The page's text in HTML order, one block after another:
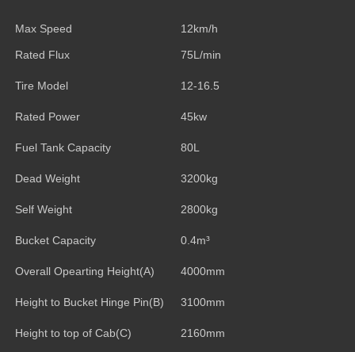
Max Speed 12km/h
Rated Flux 75L/min
Tire Model 12-16.5
Rated Power 45kw
Fuel Tank Capacity 80L
Dead Weight 3200kg
Self Weight 2800kg
Bucket Capacity 0.4m³
Overall Opearting Height(A) 4000mm
Height to Bucket Hinge Pin(B) 3100mm
Height to top of Cab(C) 2160mm